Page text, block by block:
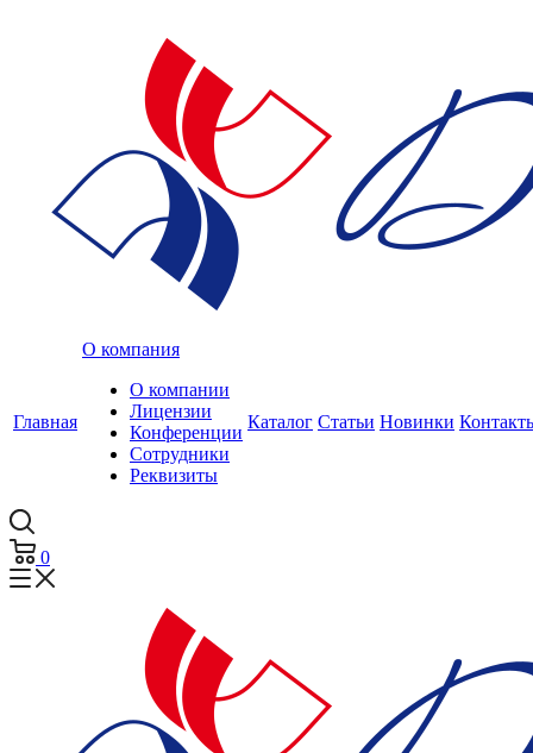
Главная
О компания
О компании
Лицензии
Конференции
Сотрудники
Реквизиты
Каталог Статьи Новинки
0